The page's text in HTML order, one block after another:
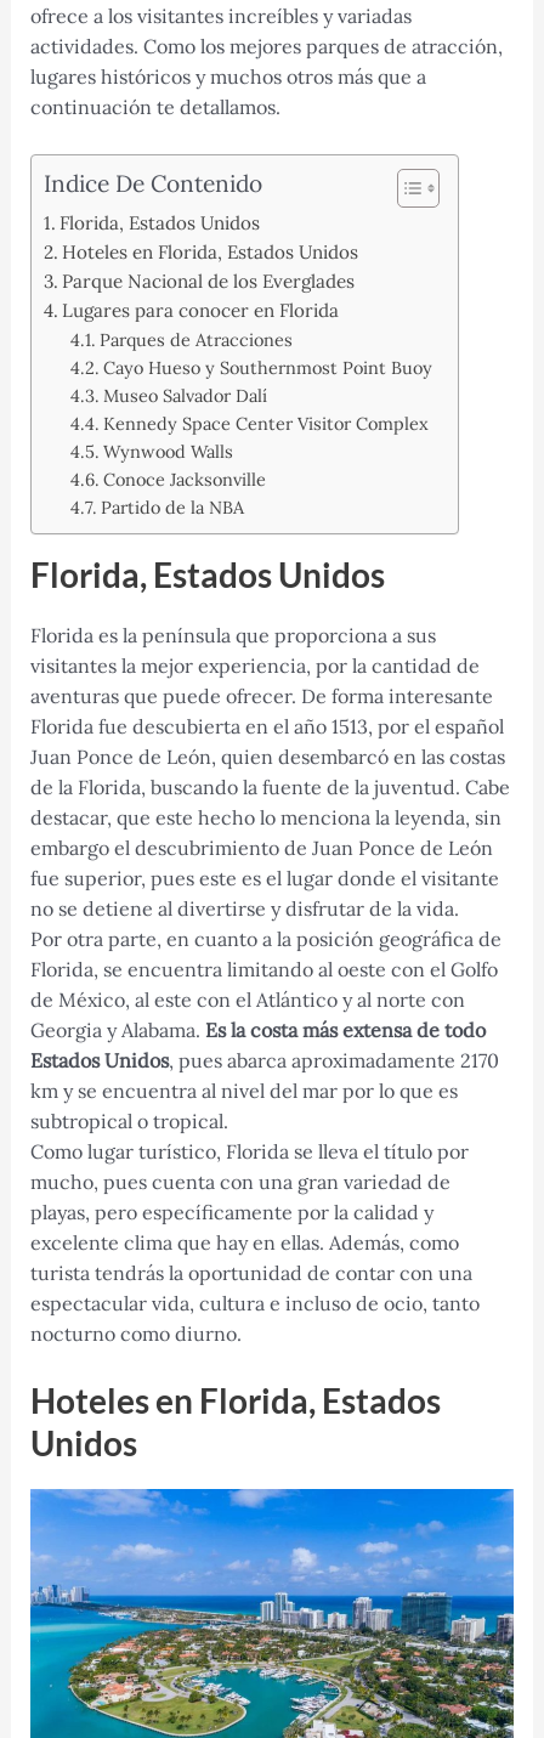
ofrece a los visitantes increíbles y variadas
actividades. Como los mejores parques de atracción,
lugares históricos y muchos otros más que a
continuación te detallamos.
Indice De Contenido
Florida, Estados Unidos
Hoteles en Florida, Estados Unidos
Parque Nacional de los Everglades
Lugares para conocer en Florida
Parques de Atracciones
Cayo Hueso y Southernmost Point Buoy
Museo Salvador Dalí
Kennedy Space Center Visitor Complex
Wynwood Walls
Conoce Jacksonville
Partido de la NBA
Florida, Estados Unidos
Florida es la península que proporciona a sus
visitantes la mejor experiencia, por la cantidad de
aventuras que puede ofrecer. De forma interesante
Florida fue descubierta en el año 1513, por el español
Juan Ponce de León, quien desembarcó en las costas
de la Florida, buscando la fuente de la juventud. Cabe
destacar, que este hecho lo menciona la leyenda, sin
embargo el descubrimiento de Juan Ponce de León
fue superior, pues este es el lugar donde el visitante
no se detiene al divertirse y disfrutar de la vida.
Por otra parte, en cuanto a la posición geográfica de
Florida, se encuentra limitando al oeste con el Golfo
de México, al este con el Atlántico y al norte con
Georgia y Alabama. Es la costa más extensa de todo
Estados Unidos, pues abarca aproximadamente 2170
km y se encuentra al nivel del mar por lo que es
subtropical o tropical.
Como lugar turístico, Florida se lleva el título por
mucho, pues cuenta con una gran variedad de
playas, pero específicamente por la calidad y
excelente clima que hay en ellas. Además, como
turista tendrás la oportunidad de contar con una
espectacular vida, cultura e incluso de ocio, tanto
nocturno como diurno.
Hoteles en Florida, Estados
Unidos